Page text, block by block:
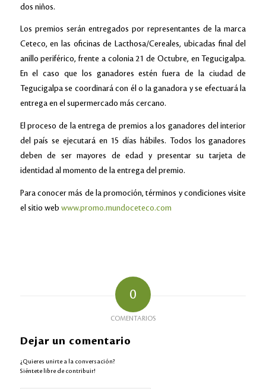
dos niños.
Los premios serán entregados por representantes de la marca
Ceteco, en las oficinas de Lacthosa/Cereales, ubicadas final del
anillo periférico, frente a colonia 21 de Octubre, en Tegucigalpa.
En el caso que los ganadores estén fuera de la ciudad de
Tegucigalpa se coordinará con él o la ganadora y se efectuará la
entrega en el supermercado más cercano.
El proceso de la entrega de premios a los ganadores del interior
del país se ejecutará en 15 días hábiles. Todos los ganadores
deben de ser mayores de edad y presentar su tarjeta de
identidad al momento de la entrega del premio.
Para conocer más de la promoción, términos y condiciones visite
el sitio web www.promo.mundoceteco.com
0
COMENTARIOS
Dejar un comentario
¿Quieres unirte a la conversación?
Siéntete libre de contribuir!